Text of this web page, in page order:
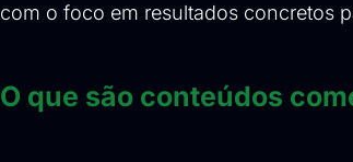
com o foco em resultados concretos
O que são conteúdos